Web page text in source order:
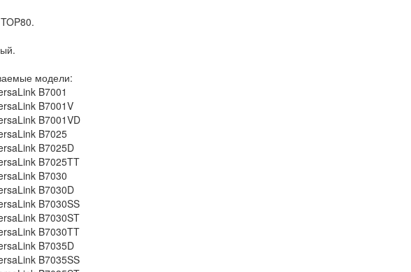
модели:
B7001
B7001V
B7001VD
B7025
B7025D
B7025TT
B7030
B7030D
B7030SS
B7030ST
B7030TT
B7035D
B7035SS